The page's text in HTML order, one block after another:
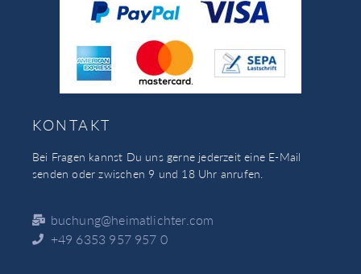
KONTAKT
Bei Fragen kannst Du uns gerne jederzeit eine E-Mail
senden oder zwischen 9 und 18 Uhr anrufen.
buchung@heimatlichter.com
+49 6353 957 957 0